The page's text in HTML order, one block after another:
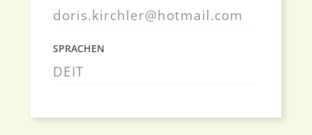
doris.kirchler@hotmail.com
SPRACHEN
DEIT